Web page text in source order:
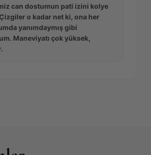
can dostumun pati izini kolye
o kadar net ki, ona her
yanımdaymış gibi
Maneviyatı çok yüksek,
setini nişanımız için